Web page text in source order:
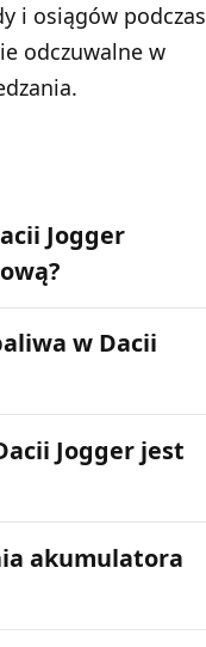
i osiągów podczas
odczuwalne w
Jogger
w Dacii
Jogger jest
akumulatora